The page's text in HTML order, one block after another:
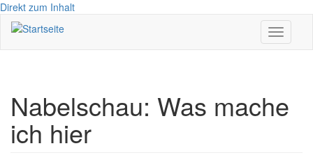
Direkt zum Inhalt
Toggle
Nabelschau: Was mache
ich hier